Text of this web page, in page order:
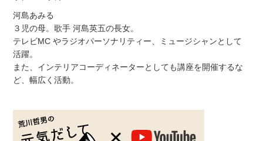
河島あみる
３児の母。歌手 河島英五の長女。
テレビMC やラジオパーソナリティー、ミュージシャンとして
活躍。
また、インテリアコーディネーターとしても講座を開催するな
ど、幅広く活動。